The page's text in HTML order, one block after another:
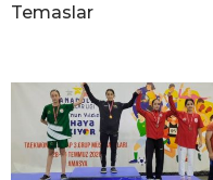
Temaslar